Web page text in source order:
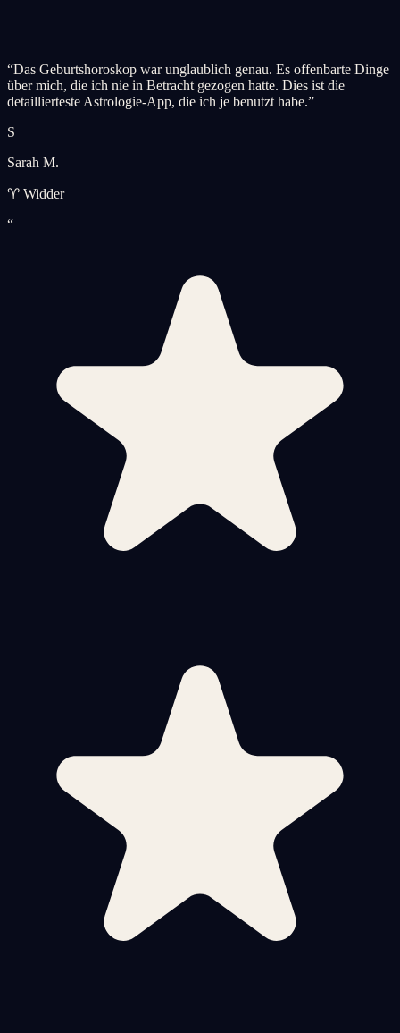
“Das Geburtshoroskop war unglaublich genau. Es offenbarte Dinge
über mich, die ich nie in Betracht gezogen hatte. Dies ist die
detaillierteste Astrologie-App, die ich je benutzt habe.”
S
Sarah M.
♈ Widder
“